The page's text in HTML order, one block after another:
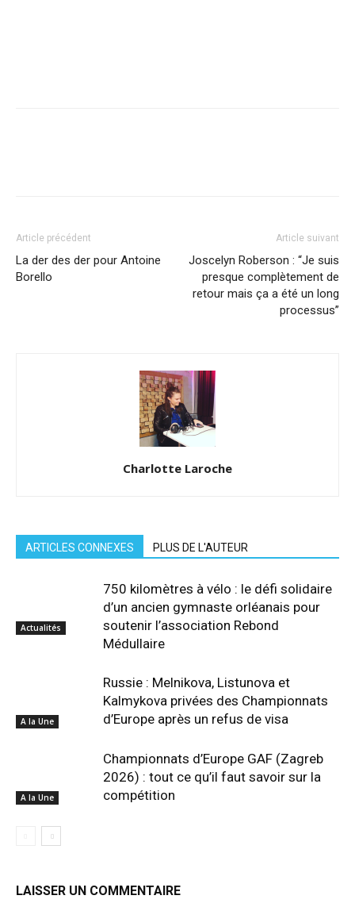
Article précédent
La der des der pour Antoine
Borello
Article suivant
Joscelyn Roberson : “Je suis
presque complètement de
retour mais ça a été un long
processus”
Charlotte Laroche
ARTICLES CONNEXES PLUS DE L'AUTEUR
Actualités
750 kilomètres à vélo : le défi solidaire
d’un ancien gymnaste orléanais pour
soutenir l’association Rebond
Médullaire
A la Une
Russie : Melnikova, Listunova et
Kalmykova privées des Championnats
d’Europe après un refus de visa
A la Une
Championnats d’Europe GAF (Zagreb
2026) : tout ce qu’il faut savoir sur la
compétition
LAISSER UN COMMENTAIRE